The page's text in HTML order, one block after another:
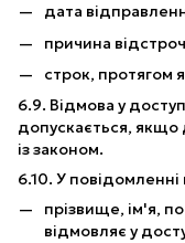
дата
причина
строк, протягом
6.9. Відмова у
допускається, якщо
із законом.
6.10. У
прізвище, ім'я,
відмовляє у